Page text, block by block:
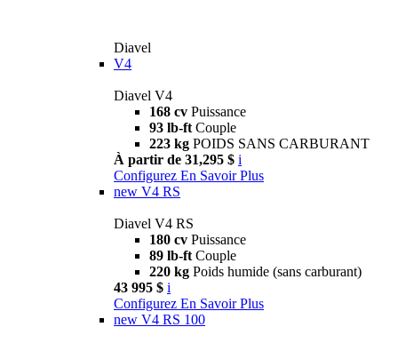
Diavel
V4
Diavel V4
168 cv Puissance
93 lb-ft Couple
223 kg POIDS SANS CARBURANT
À partir de 31,295 $ i
Configurez En Savoir Plus
new V4 RS
Diavel V4 RS
180 cv Puissance
89 lb-ft Couple
220 kg Poids humide (sans carburant)
43 995 $ i
Configurez En Savoir Plus
new V4 RS 100